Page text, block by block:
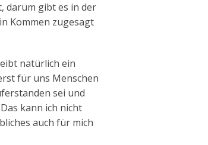
darum gibt es in der
Kommen zugesagt
natürlich ein
für uns Menschen
sei und
kann ich nicht
auch für mich